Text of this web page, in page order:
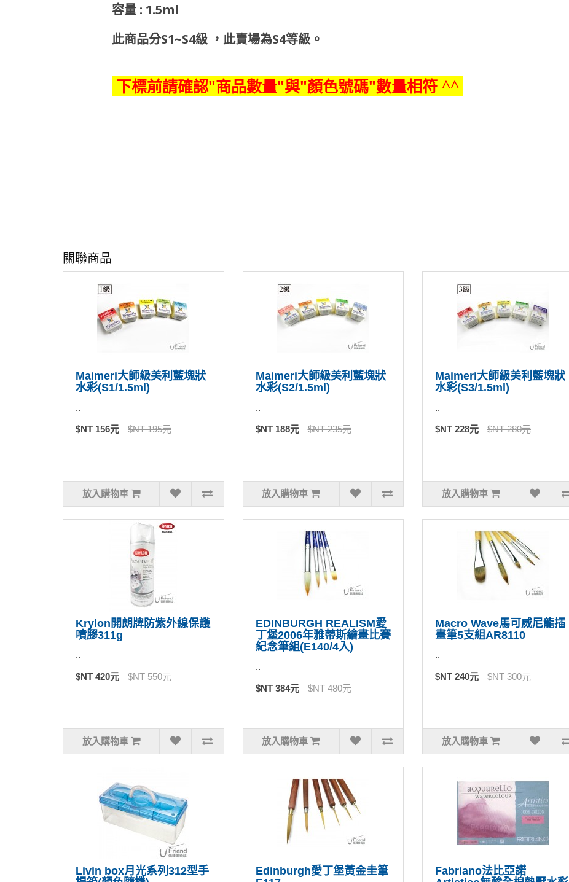
容量 : 1.5ml
此商品分S1~S4級 ，此賣場為S4等級。
下標前請確認"商品數量"與"顏色號碼"數量相符 ^^
關聯商品
Maimeri大師級美利藍塊狀
水彩(S1/1.5ml)
..
$NT 156元 $NT 195元
放入購物車
Maimeri大師級美利藍塊狀
水彩(S2/1.5ml)
..
$NT 188元 $NT 235元
放入購物車
Maimeri大師級美利藍塊狀
水彩(S3/1.5ml)
..
$NT 228元 $NT 280元
放入購物車
Krylon開朗牌防紫外線保護
噴膠311g
..
$NT 420元 $NT 550元
放入購物車
EDINBURGH REALISM愛
丁堡2006年雅蒂斯繪畫比賽
紀念筆組(E140/4入)
..
$NT 384元 $NT 480元
放入購物車
Macro Wave馬可威尼龍插
畫筆5支組AR8110
..
$NT 240元 $NT 300元
放入購物車
Livin box月光系列312型手
Edinburgh愛丁堡黃金圭筆
Fabriano法比亞諾